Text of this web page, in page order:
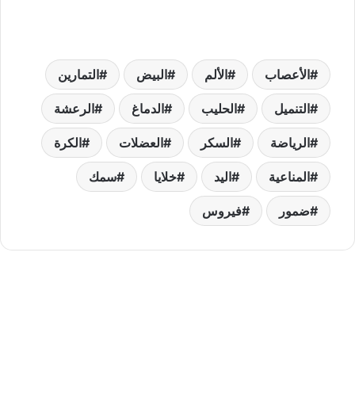
الأعصاب الألم البيض التمارين
التنميل الحليب الدماغ الرعشة
الرياضة السكر العضلات الكرة
المناعية اليد خلايا سمك
ضمور فيروس